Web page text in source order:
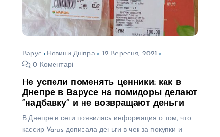
Варус Новини Дніпра
12 Вересня, 2021
0 Коментарі
Не успели поменять ценники: как в
Днепре в Варусе на помидоры делают
“надбавку” и не возвращают деньги
В Днепре в сети появилась информация о том, что
кассир Varus дописала деньги в чек за покупки и